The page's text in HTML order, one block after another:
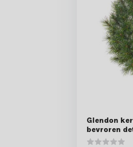
Glendon
bevroren